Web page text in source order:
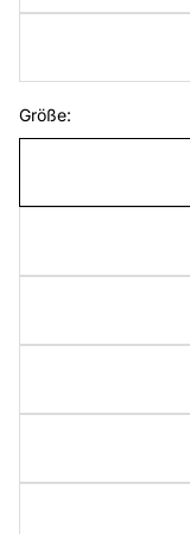
Größe: